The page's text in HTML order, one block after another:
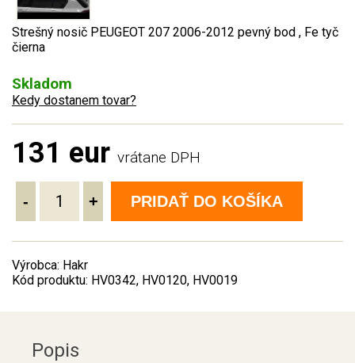
Strešný nosič PEUGEOT 207 2006-2012 pevný bod , Fe tyč
čierna
Skladom
Kedy dostanem tovar?
131 eur vrátane DPH
- + PRIDAŤ DO KOŠÍKA
Výrobca: Hakr
Kód produktu: HV0342, HV0120, HV0019
Popis